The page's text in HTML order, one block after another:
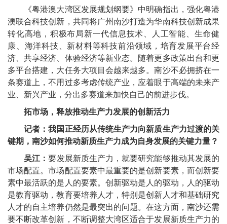
《粤港澳大湾区发展规划纲要》中明确指出，强化粤港
澳联合科技创新，共同将广州南沙打造为华南科技创新成果
转化高地，积极布局新一代信息技术、人工智能、生命健
康、海洋科技、新材料等科技前沿领域，培育发展平台经
济、共享经济、体验经济等新业态。随着更多政策出台和更
多平台搭建，大任务大项目会越来越多。南沙不必拥挤在一
条赛道上，不用过多考虑传统产业，应着眼于高端的未来产
业、新兴产业，分出多赛道来加快自己的前进步伐。
拓市场，释放推动生产力发展的创新活力
记者：我国正经历从传统生产力向新质生产力过渡的关
键期，南沙如何推动新质生产力成为自身发展的关键力量？
吴江：要发展新质生产力，就要研究能够推动其发展的
市场配置。市场配置要素中最重要的是创新要素，而创新要
素中最活跃的是人的要素。创新驱动是人的驱动，人的驱动
是教育驱动，教育要培养人才，特别是创新人才和基础研究
人才的自主培养仍然是最突出的问题。在这方面，南沙还需
要不断改革创新，不断调整大湾区适合于发展新质生产力的